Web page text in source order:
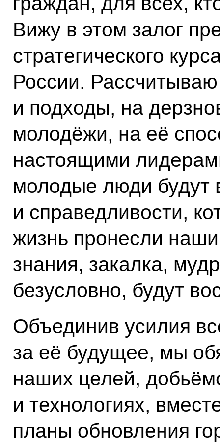
Вижу в этом залог
стратегического
России.
и подходы, на
молодёжи, на её
настоящими
молодые люди будут
и справедливости,
жизнь пронесли
знания, закалка,
безусловно, будут
Объединив усилия
за её будущее, мы
наших целей,
и технологиях,
планы обновления